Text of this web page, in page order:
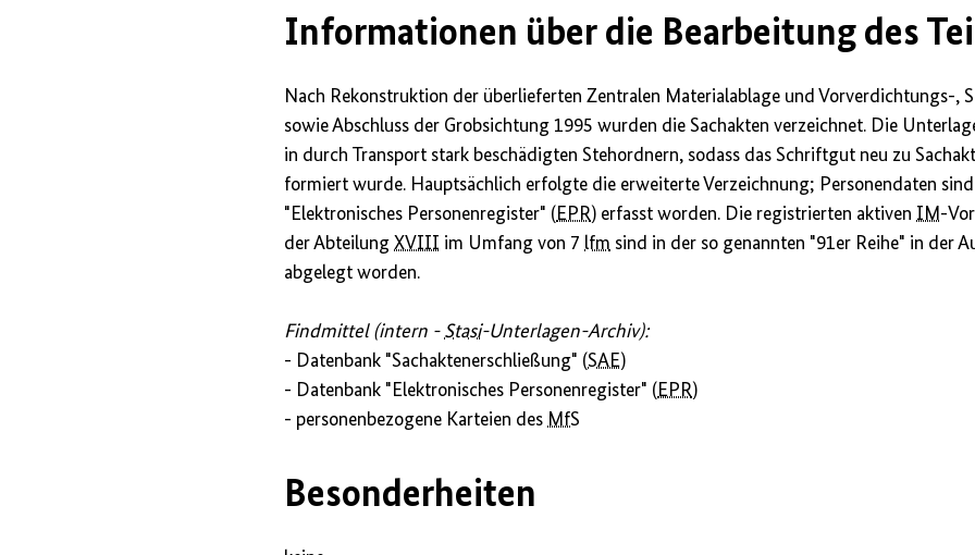
Informationen über die Bearbeitung des
Nach Rekonstruktion der überlieferten Zentralen Materialablage und Vorverdichtungs-,
sowie Abschluss der Grobsichtung 1995 wurden die Sachakten verzeichnet. Die
in durch Transport stark beschädigten Stehordnern, sodass das Schriftgut neu zu
formiert wurde. Hauptsächlich erfolgte die erweiterte Verzeichnung; Personendaten
"Elektronisches Personenregister" ( EPR) erfasst worden. Die registrierten aktiven IM -
der Abteilung XVIII im Umfang von 7 lfm sind in der so genannten "91er Reihe" in der
abgelegt worden.
Findmittel (intern - Stasi-Unterlagen-Archiv):
- Datenbank "Sachaktenerschließung" (SAE)
- Datenbank "Elektronisches Personenregister" ( EPR)
- personenbezogene Karteien des MfS
Besonderheiten